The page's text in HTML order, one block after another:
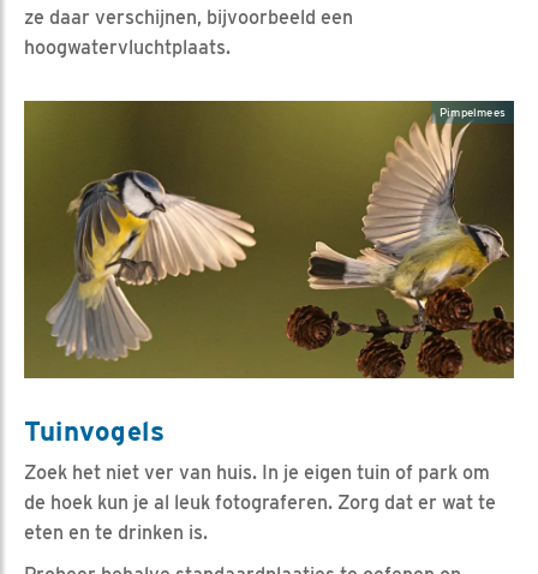
ze daar verschijnen, bijvoorbeeld een
hoogwatervluchtplaats.
Pimpelmees
Tuinvogels
Zoek het niet ver van huis. In je eigen tuin of park om
de hoek kun je al leuk fotograferen. Zorg dat er wat te
eten en te drinken is.